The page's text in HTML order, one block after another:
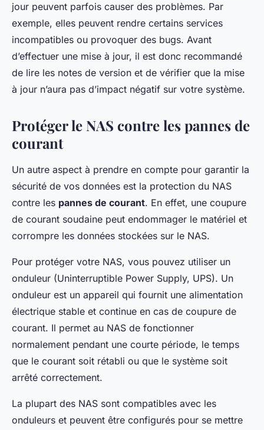
jour peuvent parfois causer des problèmes. Par
exemple, elles peuvent rendre certains services
incompatibles ou provoquer des bugs. Avant
d’effectuer une mise à jour, il est donc recommandé
de lire les notes de version et de vérifier que la mise
à jour n’aura pas d’impact négatif sur votre système.
Protéger le NAS contre les pannes de
courant
Un autre aspect à prendre en compte pour garantir la
sécurité de vos données est la protection du NAS
contre les pannes de courant. En effet, une coupure
de courant soudaine peut endommager le matériel et
corrompre les données stockées sur le NAS.
Pour protéger votre NAS, vous pouvez utiliser un
onduleur (Uninterruptible Power Supply, UPS). Un
onduleur est un appareil qui fournit une alimentation
électrique stable et continue en cas de coupure de
courant. Il permet au NAS de fonctionner
normalement pendant une courte période, le temps
que le courant soit rétabli ou que le système soit
arrêté correctement.
La plupart des NAS sont compatibles avec les
onduleurs et peuvent être configurés pour se mettre